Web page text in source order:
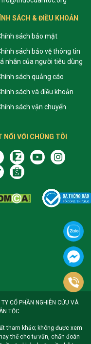
SÁCH & ĐIỀU KHOẢN
sách bảo mật
sách bảo vệ thông tin
nhân của người tiêu dùng
sách quảng cáo
sách và điều khoản
sách vận chuyển
NỐI VỚI CHÚNG TÔI
CỔ PHẦN NGHIÊN CỨU VÀ
TỘC
tham khảo; không được xem
thế cho tư vấn, chẩn đoán